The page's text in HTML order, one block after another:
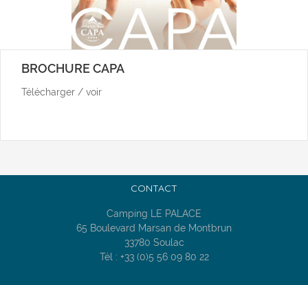
BROCHURE CAPA
Télécharger / voir
CONTACT
Camping LE PALACE
65 Boulevard Marsan de Montbrun
33780 Soulac
Tél : +33 (0)5 56 09 80 22